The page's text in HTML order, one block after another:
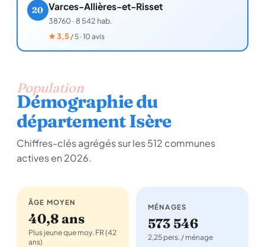
20 Varces-Allières-et-Risset
38760·8 542 hab.
★3,5/ 5 · 10 avis
Population
Démographie du
département Isère
Chiffres-clés agrégés sur les 512 communes
actives en 2026.
ÂGE MOYEN
40,8 ans
Plus jeune que moy. FR (42
ans)
MÉNAGES
573 546
2,25 pers. / ménage